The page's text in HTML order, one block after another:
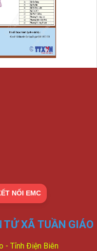
NỐI EMC
TỬ XÃ TUẦN GIÁO
- Tỉnh Điện Biên